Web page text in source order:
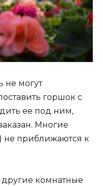
не могут
горшок с
ее под ним,
Многие
не приближаются к
комнатные